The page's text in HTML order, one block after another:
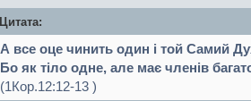
Цитата:
А все оце чинить один і той Самий
Бо як тіло одне, але має членів
(1Кор.12:12-13 )